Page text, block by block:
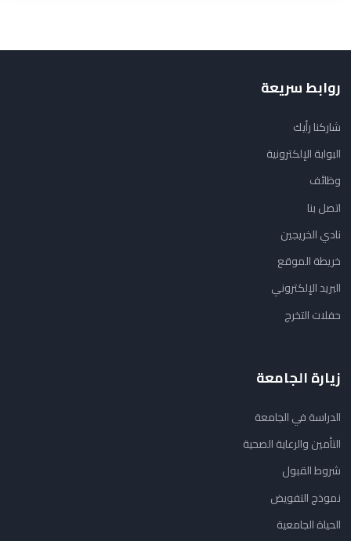
روابط سريعة
شاركنا رأيك
البوابة الإلكترونية
وظائف
اتصل بنا
نادي الخريجين
خريطة الموقع
البريد الإلكتروني
حفلات التخرج
زيارة الجامعة
الدراسة في الجامعة
التأمين والرعاية الصحية
شروط القبول
نموذج التفويض
الحياة الجامعية